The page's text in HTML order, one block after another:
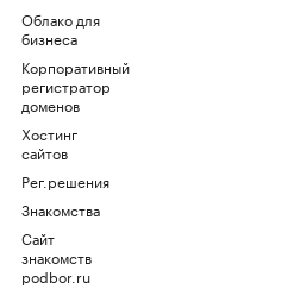
Облако для
бизнеса
Корпоративный
регистратор
доменов
Хостинг
сайтов
Рег.решения
Знакомства
Сайт
знакомств
podbor.ru